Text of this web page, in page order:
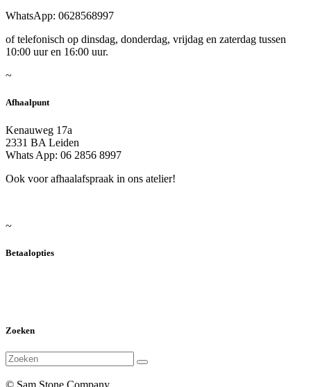
WhatsApp: 0628568997
of telefonisch op dinsdag, donderdag, vrijdag en zaterdag tussen
10:00 uur en 16:00 uur.
~
Afhaalpunt
Kenauweg 17a
2331 BA Leiden
Whats App: 06 2856 8997
Ook voor afhaalafspraak in ons atelier!
~
Betaalopties
Zoeken